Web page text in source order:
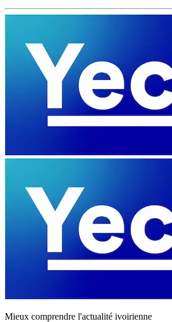
Mieux comprendre l'actualité ivoirienne